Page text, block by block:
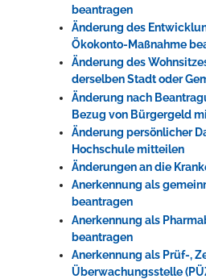
beantragen
Änderung des
Ökokonto-Maßnahme
Änderung des
derselben Stadt oder
Änderung nach
Bezug von Bürgergeld
Änderung persönlicher
Hochschule mitteilen
Änderungen an die
Anerkennung als
beantragen
Anerkennung als
beantragen
Anerkennung als Prüf-,
Überwachungsstelle